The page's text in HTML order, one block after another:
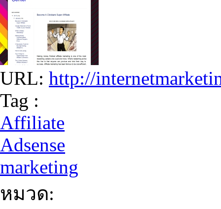
URL: http://
Tag :
Affiliate
Adsense
marketing
หมวด: